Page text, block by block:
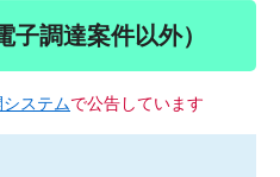
子調達案件以外）
システムで公告しています